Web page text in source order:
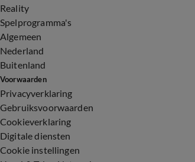
Reality
Spelprogramma's
Algemeen
Nederland
Buitenland
Voorwaarden
Privacyverklaring
Gebruiksvoorwaarden
Cookieverklaring
Digitale diensten
Cookie instellingen